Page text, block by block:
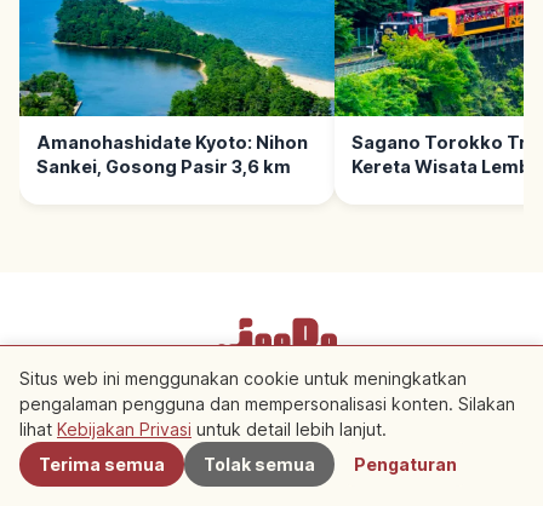
Amanohashidate Kyoto: Nihon
Sankei, Gosong Pasir 3,6 km
Sagano Torokko
Kereta Wisata
Terdekat
Ketentuan LayananKebijakan PrivasiPengaturan Cookie
Copyright © 2026 JeePe Inc. All rights reserved.
Situs web ini menggunakan cookie untuk meningkatkan
pengalaman pengguna dan mempersonalisasi konten. Silakan
lihat Kebijakan Privasi untuk detail lebih lanjut.
Terima semua
Tolak semua Pengaturan